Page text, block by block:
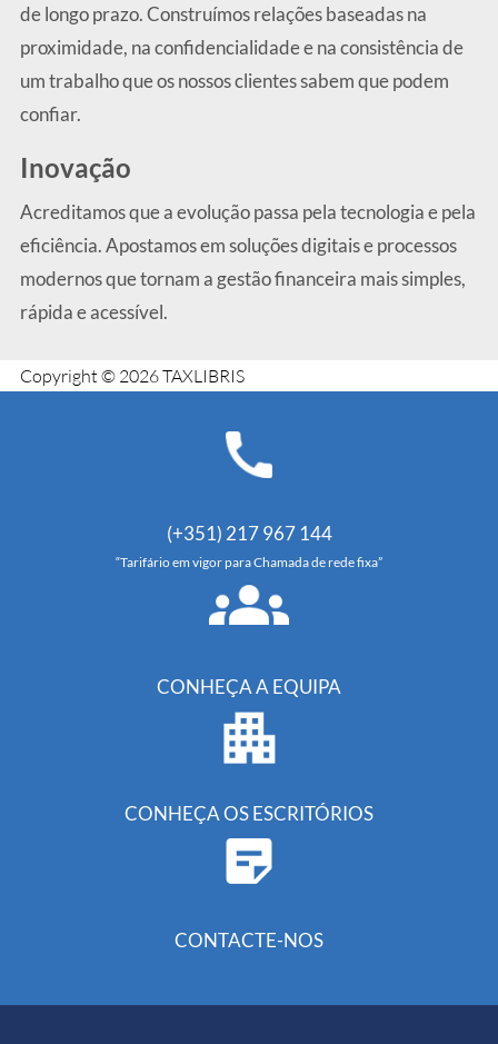
de longo prazo. Construímos relações baseadas na
proximidade, na confidencialidade e na consistência de
um trabalho que os nossos clientes sabem que podem
confiar.
Inovação
Acreditamos que a evolução passa pela tecnologia e pela
eficiência. Apostamos em soluções digitais e processos
modernos que tornam a gestão financeira mais simples,
rápida e acessível.
Copyright © 2026 TAXLIBRIS
(+351) 217 967 144
“Tarifário em vigor para Chamada de rede fixa”
CONHEÇA A EQUIPA
CONHEÇA OS ESCRITÓRIOS
CONTACTE-NOS